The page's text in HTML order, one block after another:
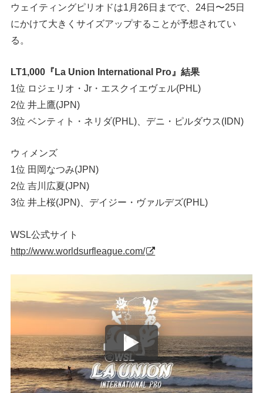
ウェイティングピリオドは1月26日までで、24日〜25日
にかけて大きくサイズアップすることが予想されてい
る。
LT1,000『La Union International Pro』結果
1位 ロジェリオ・Jr・エスクイエヴェル(PHL)
2位 井上鷹(JPN)
3位 ベンティト・ネリダ(PHL)、デニ・ピルダウス(IDN)
ウィメンズ
1位 田岡なつみ(JPN)
2位 吉川広夏(JPN)
3位 井上桜(JPN)、デイジー・ヴァルデズ(PHL)
WSL公式サイト
http://www.worldsurfleague.com/